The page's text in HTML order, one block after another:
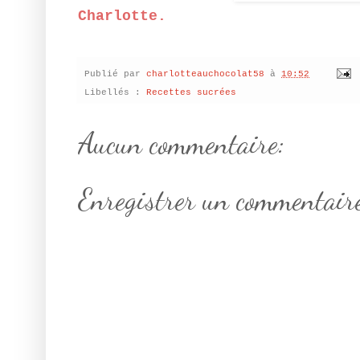
Charlotte.
Publié par charlotteauchocolat58 à 10:52
Libellés :
Recettes sucrées
Aucun commentaire:
Enregistrer un